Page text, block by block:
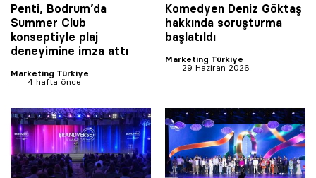
Penti, Bodrum’da
Summer Club
konseptiyle plaj
deneyimine imza attı
Marketing Türkiye
4 hafta önce
Komedyen Deniz Göktaş
hakkında soruşturma
başlatıldı
Marketing Türkiye
29 Haziran 2026